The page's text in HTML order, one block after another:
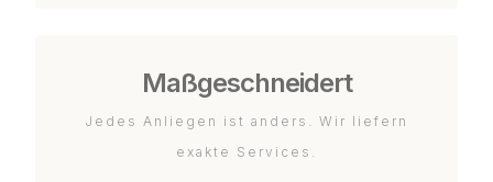
Maßgeschneidert
Jedes Anliegen ist anders. Wir liefern
exakte Services.